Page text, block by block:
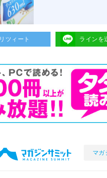
リツィート ラインを
マガ